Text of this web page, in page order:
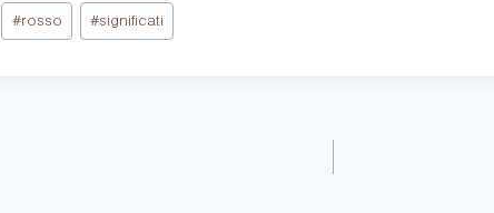
#rosso #significati